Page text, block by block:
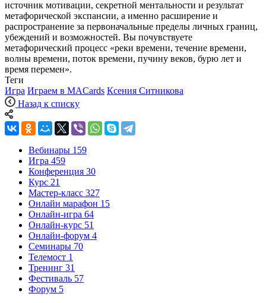
источник мотивации, секретной ментальности и результат
метафорической экспансии, а именно расширение и
распространение за первоначальные пределы личных границ,
убеждений и возможностей. Вы почувствуете
метафорический процесс «реки времени, течение времени,
волны времени, поток времени, пучину веков, бурю лет и
время перемен».
Теги
Игра Играем в MACards Ксения Ситникова
Назад к списку
Вебинары 159
Игра 459
Конференция 30
Курс 21
Мастер-класс 327
Онлайн марафон 15
Онлайн-игра 64
Онлайн-курс 51
Онлайн-форум 4
Семинары 70
Телемост 1
Тренинг 31
Фестиваль 57
Форум 5